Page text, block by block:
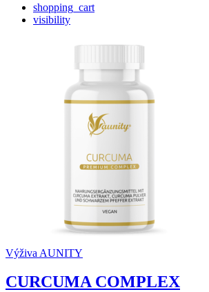
shopping_cart
visibility
Výživa AUNITY
CURCUMA COMPLEX